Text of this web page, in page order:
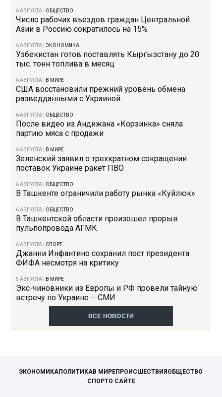
6 АВГУСТА ОБЩЕСТВО
Число рабочих въездов граждан Центральной
Азии в Россию сократилось на 15%
6 АВГУСТА |ЭКОНОМИКА
Узбекистан готов поставлять Кыргызстану до 20
тыс. тонн топлива в месяц
6 АВГУСТА В МИРЕ
США восстановили прежний уровень обмена
разведданными с Украиной
6 АВГУСТА ОБЩЕСТВО
После видео из Андижана «Корзинка» сняла
партию мяса с продажи
6 АВГУСТА В МИРЕ
Зеленский заявил о трехкратном сокращении
поставок Украине ракет ПВО
6 АВГУСТА ОБЩЕСТВО
В Ташкенте ограничили работу рынка «Куйлюк»
6 АВГУСТА ОБЩЕСТВО
В Ташкентской области произошел прорыв
пульпопровода АГМК
6 АВГУСТА СПОРТ
Джанни Инфантино сохранил пост президента
ФИФА несмотря на критику
5 АВГУСТА В МИРЕ
Экс-чиновники из Европы и РФ провели тайную
встречу по Украине – СМИ
ВСЕ НОВОСТИ
ЭКОНОМИКАПОЛИТИКАВ МИРЕПРОИСШЕСТВИЯ ОБЩЕСТВО
СПОРТО САЙТЕ